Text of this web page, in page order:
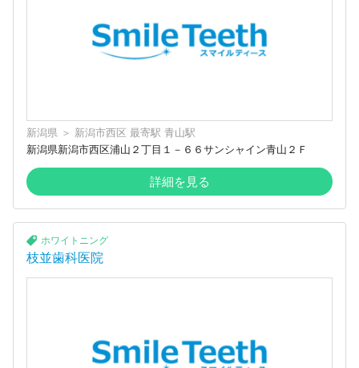
新潟県 ＞ 新潟市西区 最寄駅 青山駅
新潟県新潟市西区浦山２丁目１－６６サンシャイン青山２Ｆ
詳細を見る
ホワイトニング
枝並歯科医院